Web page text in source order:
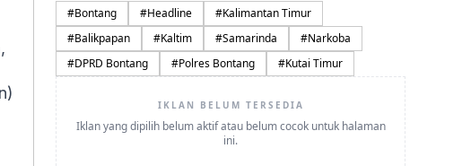
#Bontang #Headline #Kalimantan Timur
#Balikpapan #Kaltim #Samarinda #Narkoba
#DPRD Bontang #Polres Bontang #Kutai Timur
IKLAN BELUM TERSEDIA
Iklan yang dipilih belum aktif atau belum cocok untuk halaman
ini.